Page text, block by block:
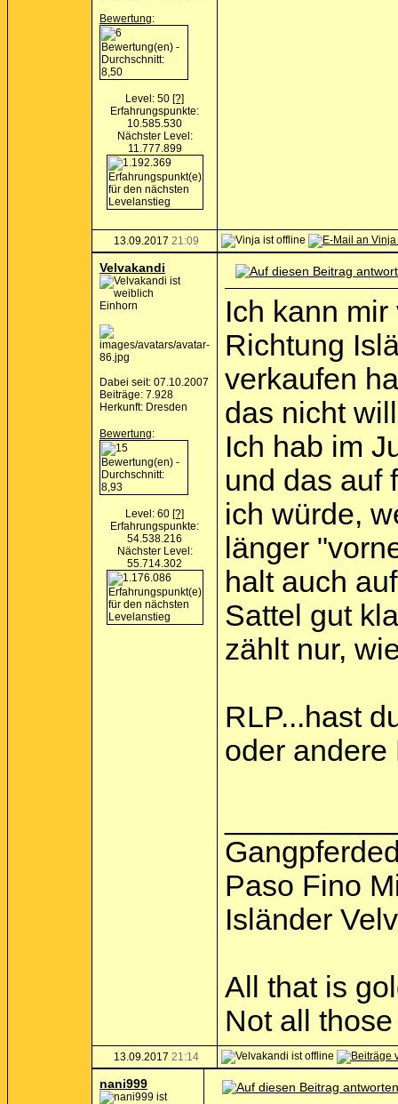
Bewertung:
Level: 50 [?]
Erfahrungspunkte:
10.585.530
Nächster Level:
11.777.899
13.09.2017 21:09
Velvakandi
Einhorn
Dabei seit: 07.10.2007
Beiträge: 7.928
Herkunft: Dresden
Bewertung:
Level: 60 [?]
Erfahrungspunkte:
54.538.216
Nächster Level:
55.714.302
Ich kann
Richtung
verkaufen
das nicht
Ich hab im
und das auf
ich würde,
länger
halt auch
Sattel gut
zählt nur,
RLP...hast
oder andere
Paso Fino
Isländer
All that is
Not all
13.09.2017 21:14
nani999